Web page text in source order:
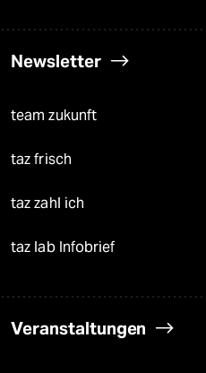
Newsletter
team zukunft
taz frisch
taz zahl ich
taz lab Infobrief
Veranstaltungen